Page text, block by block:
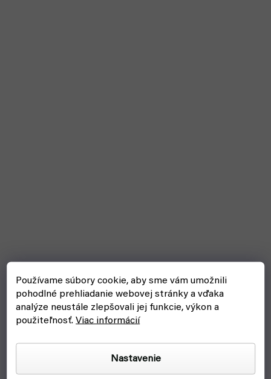
Používame súbory cookie, aby sme vám umožnili
pohodlné prehliadanie webovej stránky a vďaka
analýze neustále zlepšovali jej funkcie, výkon a
použiteľnosť.Viac informácií
Nastavenie